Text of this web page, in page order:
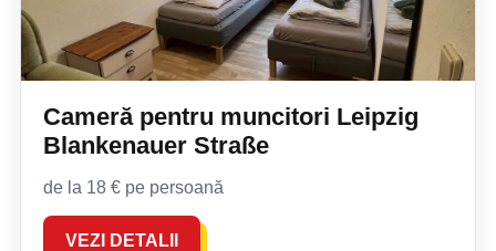
Cameră pentru muncitori Leipzig
Blankenauer Straße
de la 18 € pe persoană
VEZI DETALII